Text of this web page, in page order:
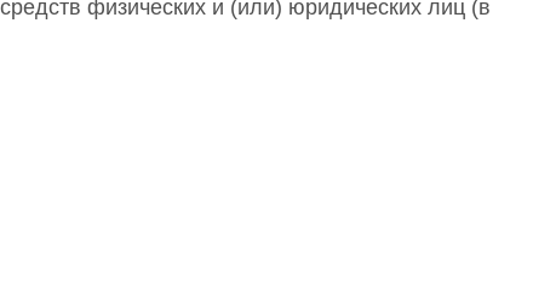
физических и (или) юридических лиц (в